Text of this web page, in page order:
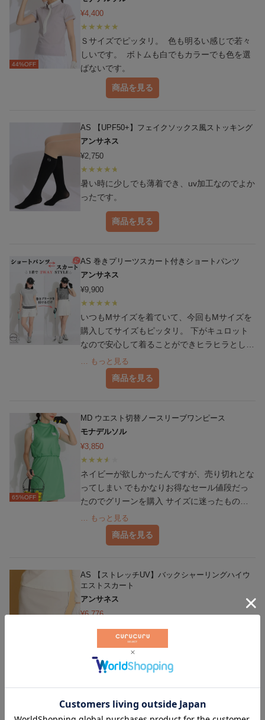
44%OFF
¥4,400
Ｓサイズでピッタリ。 色も明るい感じで若々
しいです。 ボトムも白でもカラーでも色を選
ばないです。
商品を見る
AS 【UPF50+】フェイクソックス風ストッキング
アンサネス
¥2,750
暑い時に少しでも薄着でき、uv加工なのでよか
ったです。
商品を見る
AS 巻きプリーツスカート付きショートパンツ
アンサネス
¥9,900
いつもMサイズを着ていて、今回もMサイズを
購入してサイズもピッタリ。 下がキュロット
なので安心して着ることができヒラヒラとした
スカートが可愛いです。 色違いも買おうか検
討中です。
… もっと見る
商品を見る
65%OFF
MD ウエスト切替ノースリーブワンピース
モナデルソル
¥3,850
ネイビーが欲しかったんですが、売り切れとな
ってしまい でもかなりお得なセール値段だっ
たのでグリーンを購入 サイズに迷ったもの
の、ゆとりなく着た方がいい感じかなと思って
Sを買ったら （普段はMが多いですが、胸がな
いのでSでもいけるかと） 着てしまえばぴった
くさん開かないので、とても脱着が大変です
ポケットが全くなく、D缶もないのはとても不
便 でも、デザインも可愛いし、このお値段は
かなりお得だと思います
… もっと見る
商品を見る
AS 【ストレッチUV】バックシャーリングハイウ
エストスカート
アンサネス
¥6,776
以前ライトグレーを購入して良かったので色違
いでリピートしました。
商品を見る
AS 【撥水保温】バイアスキルトハイウエスト中綿